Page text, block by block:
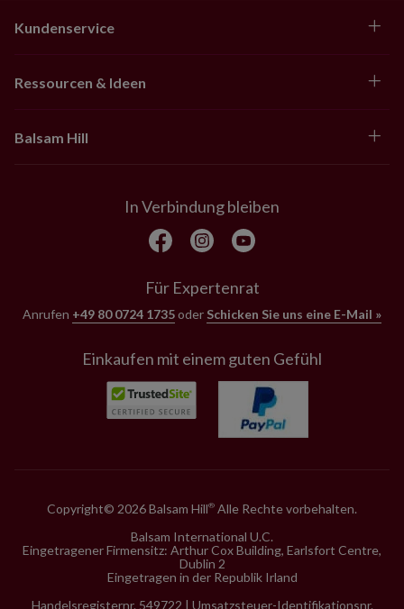
Kundenservice
Ressourcen & Ideen
Balsam Hill
In Verbindung bleiben
Für Expertenrat
Anrufen +49 80 0724 1735oder Schicken Sie uns eine E-Mail »
Einkaufen mit einem guten Gefühl
Copyright© 2026 Balsam Hill® Alle Rechte vorbehalten.
Balsam International U.C.
Eingetragener Firmensitz: Arthur Cox Building, Earlsfort Centre,
Dublin 2
Eingetragen in der Republik Irland
Handelsregisternr. 549722 | Umsatzsteuer-Identifikationsnr.